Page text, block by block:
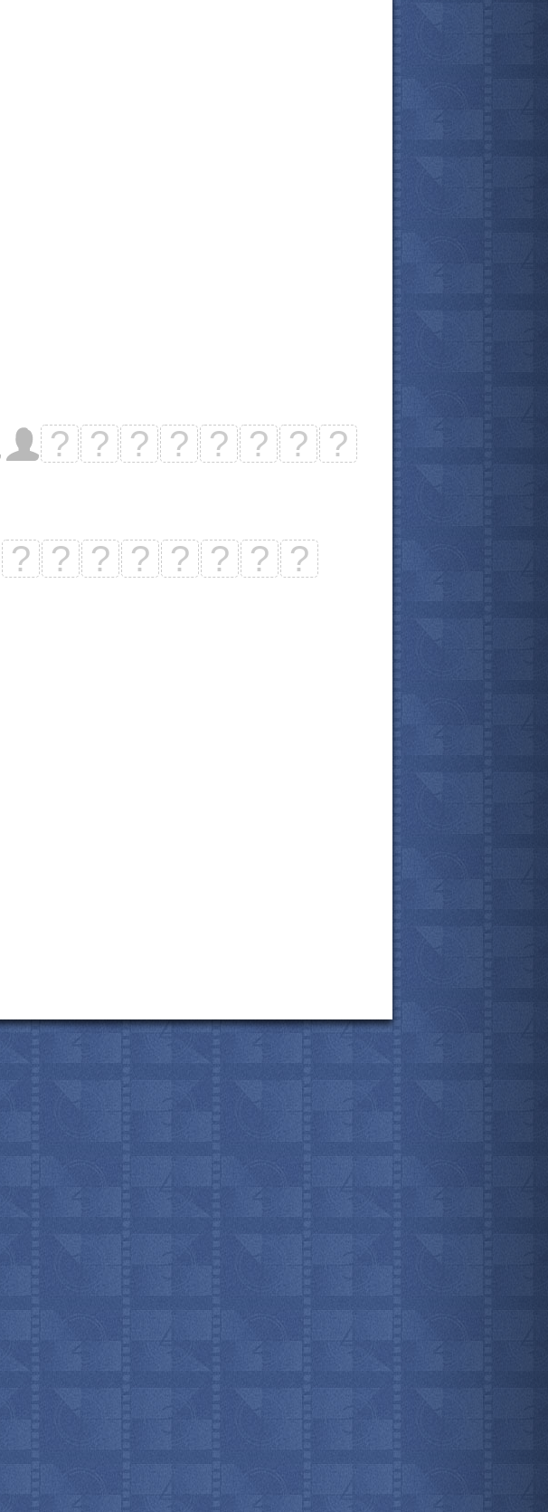
? ? ? ? ? ? ? ?
? ? ? ? ? ? ? ?